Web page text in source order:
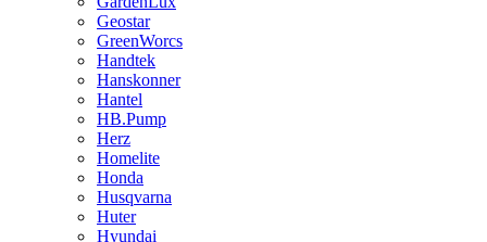
Geostar
GreenWorcs
Handtek
Hanskonner
Hantel
HB.Pump
Herz
Homelite
Honda
Husqvarna
Huter
Hyundai